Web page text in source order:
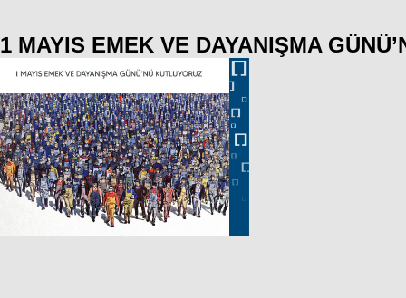
1 MAYIS EMEK VE DAYANIŞMA